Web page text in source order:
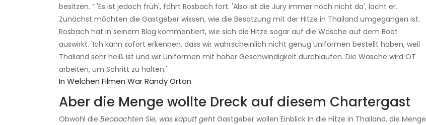
besitzen. “ 'Es ist jedoch früh', fährt Rosbach fort. 'Also ist die Jury immer noch nicht da', lacht er.
Zunächst möchten die Gastgeber wissen, wie die Besatzung mit der Hitze in Thailand umgegangen ist.
Rosbach hat in seinem Blog kommentiert, wie sich die Hitze sogar auf die Wäsche auf dem Boot
auswirkt. 'Ich kann sofort erkennen, dass wir wahrscheinlich nicht genug Uniformen bestellt haben, weil
Thailand sehr heiß ist und wir Uniformen mit hoher Geschwindigkeit durchlaufen. Die Wäsche wird OT
arbeiten, um Schritt zu halten.'
In Welchen Filmen War Randy Orton
Aber die Menge wollte Dreck auf diesem Chartergast
Obwohl die Beobachten Sie, was kaputt gehtGastgeber wollen Einblick in die Hitze in Thailand, die Menge